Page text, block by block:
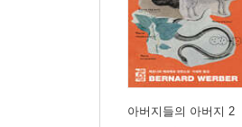
아버지들의 아버지 2